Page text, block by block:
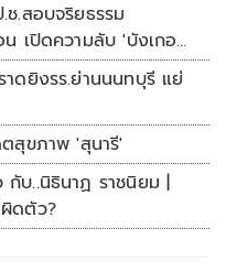
เปิดความลับ 'บังเกอร์
าดยิงรร.ย่านนนทบุรี แย่
สุขภาพ 'สุนารี'
กับ..นิธินาฏ ราชนิยม |
ดตัว?